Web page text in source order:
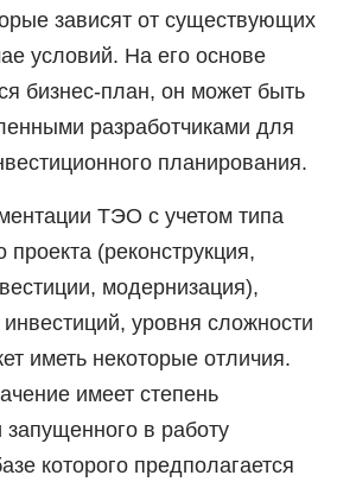
зависят от существующих
условий. На его основе
бизнес-план, он может быть
разработчиками для
планирования.
ТЭО с учетом типа
проекта (реконструкция,
модернизация),
уровня сложности
иметь некоторые отличия.
имеет степень
запущенного в работу
которого предполагается